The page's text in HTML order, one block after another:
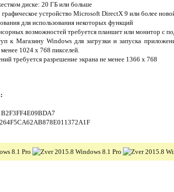
диске: 20 ГБ или больше
устройство Microsoft DirectX 9 или более
для использования некоторых функций
возможностей требуется планшет или монитор с
к Магазину Windows для загрузки и запуска
1024 x 768 пикселей.
требуется разрешение экрана не менее 1366 x 768